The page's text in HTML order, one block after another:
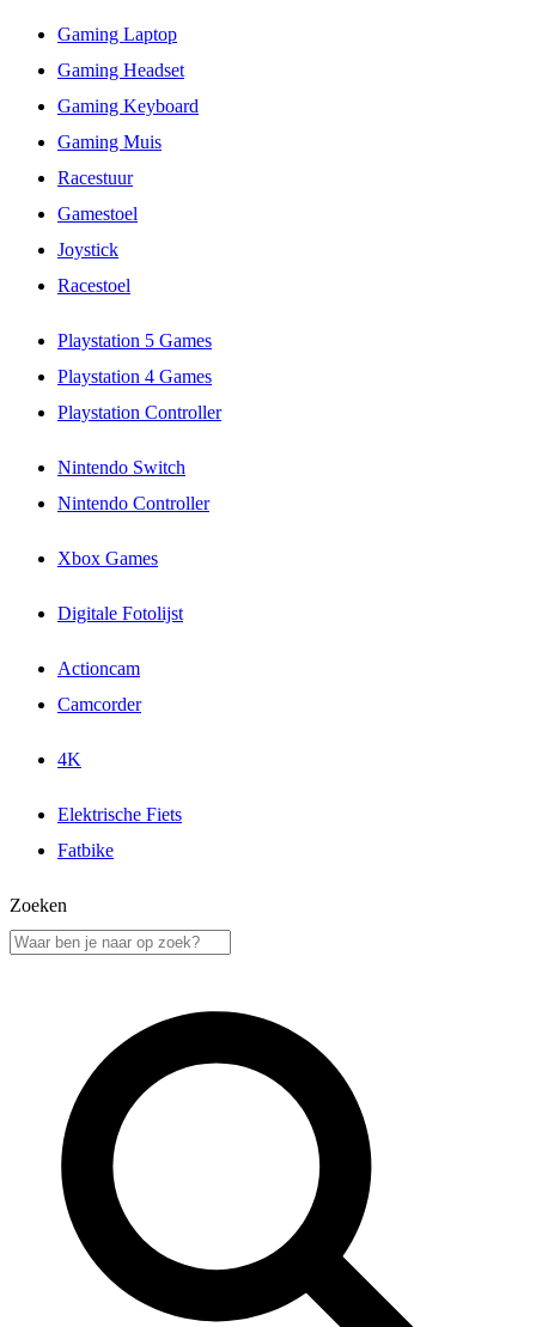
Gaming Laptop
Gaming Headset
Gaming Keyboard
Gaming Muis
Racestuur
Gamestoel
Joystick
Racestoel
Playstation 5 Games
Playstation 4 Games
Playstation Controller
Nintendo Switch
Nintendo Controller
Xbox Games
Digitale Fotolijst
Actioncam
Camcorder
4K
Elektrische Fiets
Fatbike
Zoeken